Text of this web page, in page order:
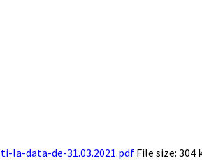
data-de-31.03.2021.pdf File size: 304